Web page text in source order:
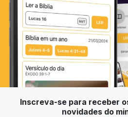
Inscreva-se para receber
novidades do